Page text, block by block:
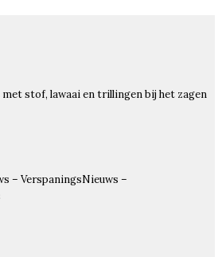
met stof, lawaai en trillingen bij het zagen
– VerspaningsNieuws –